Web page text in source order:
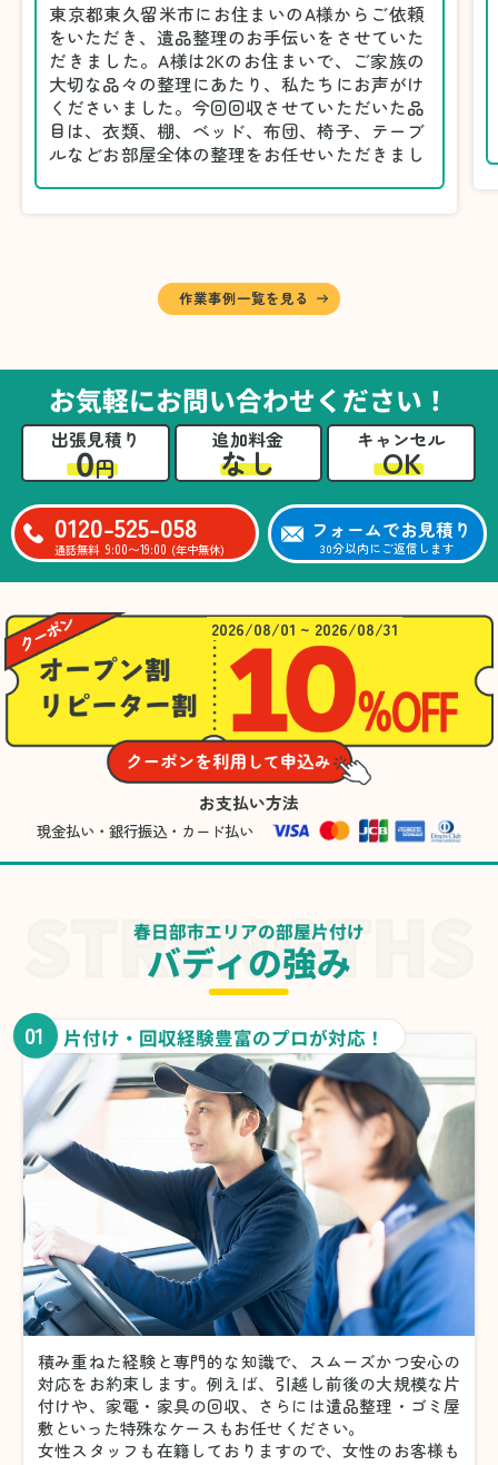
東京都東久留米市にお住まいのA様からご依頼
をいただき、遺品整理のお手伝いをさせていた
だきました。A様は2Kのお住まいで、ご家族の
大切な品々の整理にあたり、私たちにお声がけ
くださいました。今回回収させていただいた品
目は、衣類、棚、ベッド、布団、椅子、テーブ
ルなどお部屋全体の整理をお任せいただきまし
に仕分けしました。
A様から「手際よく進めてくれて助かりまし
るのは難しかったと思います」との温かいお言
葉をいただきました。遺品整理という心の負担
が大きい作業において、少しでもA様の力にな
れたことをスタッフ一同嬉しく思います。
作業事例一覧を見る
お気軽にお問い合わせください！
出張見積り
0円
追加料金
なし
キャンセル
OK
0120-525-058
通話無料 9:00〜19:00 (年中無休)
フォームでお見積り
30分以内にご返信します
2026/08/01 ~ 2026/08/31
お支払い方法
現金払い・銀行振込・カード払い
春日部市エリアの部屋片付け
バディの強み
01 片付け・回収経験豊富のプロが対応！
積み重ねた経験と専門的な知識で、スムーズかつ安心の
対応をお約束します。例えば、引越し前後の大規模な片
付けや、家電・家具の回収、さらには遺品整理・ゴミ屋
敷といった特殊なケースもお任せください。
女性スタッフも在籍しておりますので、女性のお客様も